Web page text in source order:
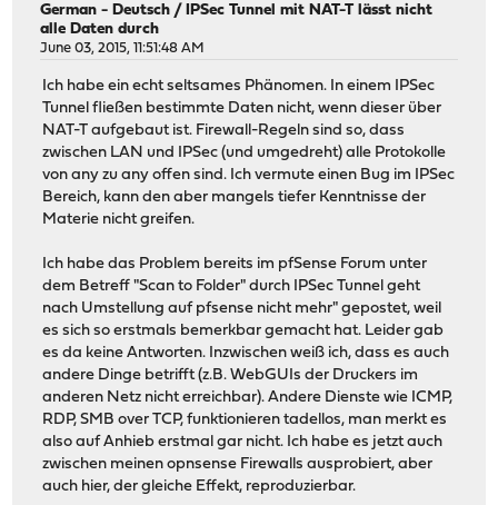
German - Deutsch /
IPSec Tunnel mit NAT-T lässt nicht
alle Daten durch
June 03, 2015, 11:51:48 AM
Ich habe ein echt seltsames Phänomen. In einem IPSec
Tunnel fließen bestimmte Daten nicht, wenn dieser über
NAT-T aufgebaut ist. Firewall-Regeln sind so, dass
zwischen LAN und IPSec (und umgedreht) alle Protokolle
von any zu any offen sind. Ich vermute einen Bug im IPSec
Bereich, kann den aber mangels tiefer Kenntnisse der
Materie nicht greifen.
Ich habe das Problem bereits im pfSense Forum unter
dem Betreff "Scan to Folder" durch IPSec Tunnel geht
nach Umstellung auf pfsense nicht mehr" gepostet, weil
es sich so erstmals bemerkbar gemacht hat. Leider gab
es da keine Antworten. Inzwischen weiß ich, dass es auch
andere Dinge betrifft (z.B. WebGUIs der Druckers im
anderen Netz nicht erreichbar). Andere Dienste wie ICMP,
RDP, SMB over TCP, funktionieren tadellos, man merkt es
also auf Anhieb erstmal gar nicht. Ich habe es jetzt auch
zwischen meinen opnsense Firewalls ausprobiert, aber
auch hier, der gleiche Effekt, reproduzierbar.